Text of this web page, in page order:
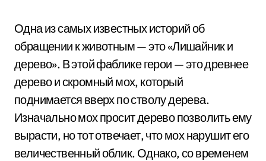
Одна из самых известных историй об
обращении к животным — это «Лишайник и
дерево». В этой фаблике герои — это древнее
дерево и скромный мох, который
поднимается вверх по стволу дерева.
Изначально мох просит дерево позволить ему
вырасти, но тот отвечает, что мох нарушит его
величественный облик. Однако, со временем